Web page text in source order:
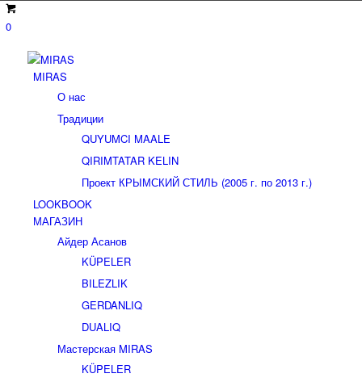
0
MIRAS
О нас
Традиции
QUYUMCI MAALE
QIRIMTATAR KELIN
Проект КРЫМСКИЙ СТИЛЬ (2005 г. по 2013 г.)
LOOKBOOK
МАГАЗИН
Айдер Асанов
KÜPELER
BILEZLIK
GERDANLIQ
DUALIQ
Мастерская MIRAS
KÜPELER